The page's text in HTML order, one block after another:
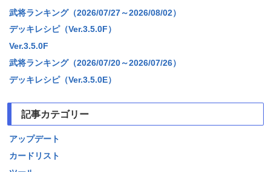
武将ランキング（2026/07/27～2026/08/02）
デッキレシピ（Ver.3.5.0F）
Ver.3.5.0F
武将ランキング（2026/07/20～2026/07/26）
デッキレシピ（Ver.3.5.0E）
記事カテゴリー
アップデート
カードリスト